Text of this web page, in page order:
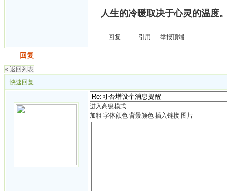
人生的冷暖取决于心灵的温度
回复 引用 举报顶端
回复
« 返回列表
快速回复
进入高级模式
加粗 字体颜色 背景颜色 插入链接 图片